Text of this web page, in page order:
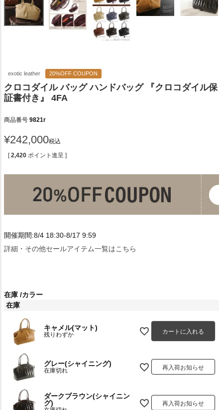
exotic leather 20%OFF COUPON
クロコダイル バッグ ハンドバッグ 『クロコダイル保
証書付き』 4FA
商品番号 9821r
¥242,000税込
[ 2,420 ポイント進呈 ]
開催期間:8/4 18:30-8/17 9:59
詳細・その他セールアイテム一覧はこちら
在庫 カラー
在庫
キャメル(マット)
残りわずか カートに入れる
グレー(シャイニング)
在庫切れ 再入荷お知らせ
ダークブラウン(シャイニン
グ)
再入荷お知らせ